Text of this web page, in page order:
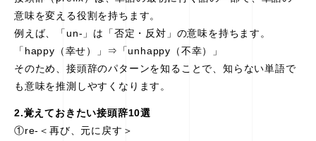
意味を変える役割を持ちます。
例えば、「un-」は「否定・反対」の意味を持ちます。
「happy（幸せ）」⇒「unhappy（不幸）」
そのため、接頭辞のパターンを知ることで、知らない単語で
も意味を推測しやすくなります。
2.覚えておきたい接頭辞10選
①re-＜再び、元に戻す＞